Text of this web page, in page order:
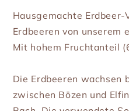
Hausgemachte
Erdbeeren von unserem
Mit hohem Fruchtanteil
Die Erdbeeren wachsen
zwischen Bözen und